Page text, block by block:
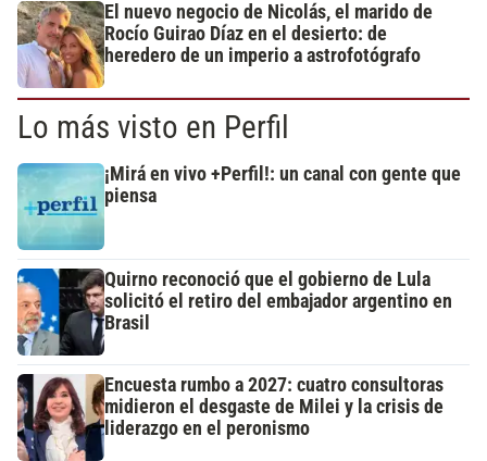
El nuevo negocio de Nicolás, el marido de
Rocío Guirao Díaz en el desierto: de
heredero de un imperio a astrofotógrafo
Lo más visto en Perfil
¡Mirá en vivo +Perfil!: un canal con gente que
piensa
Quirno reconoció que el gobierno de Lula
solicitó el retiro del embajador argentino en
Brasil
Encuesta rumbo a 2027: cuatro consultoras
midieron el desgaste de Milei y la crisis de
liderazgo en el peronismo